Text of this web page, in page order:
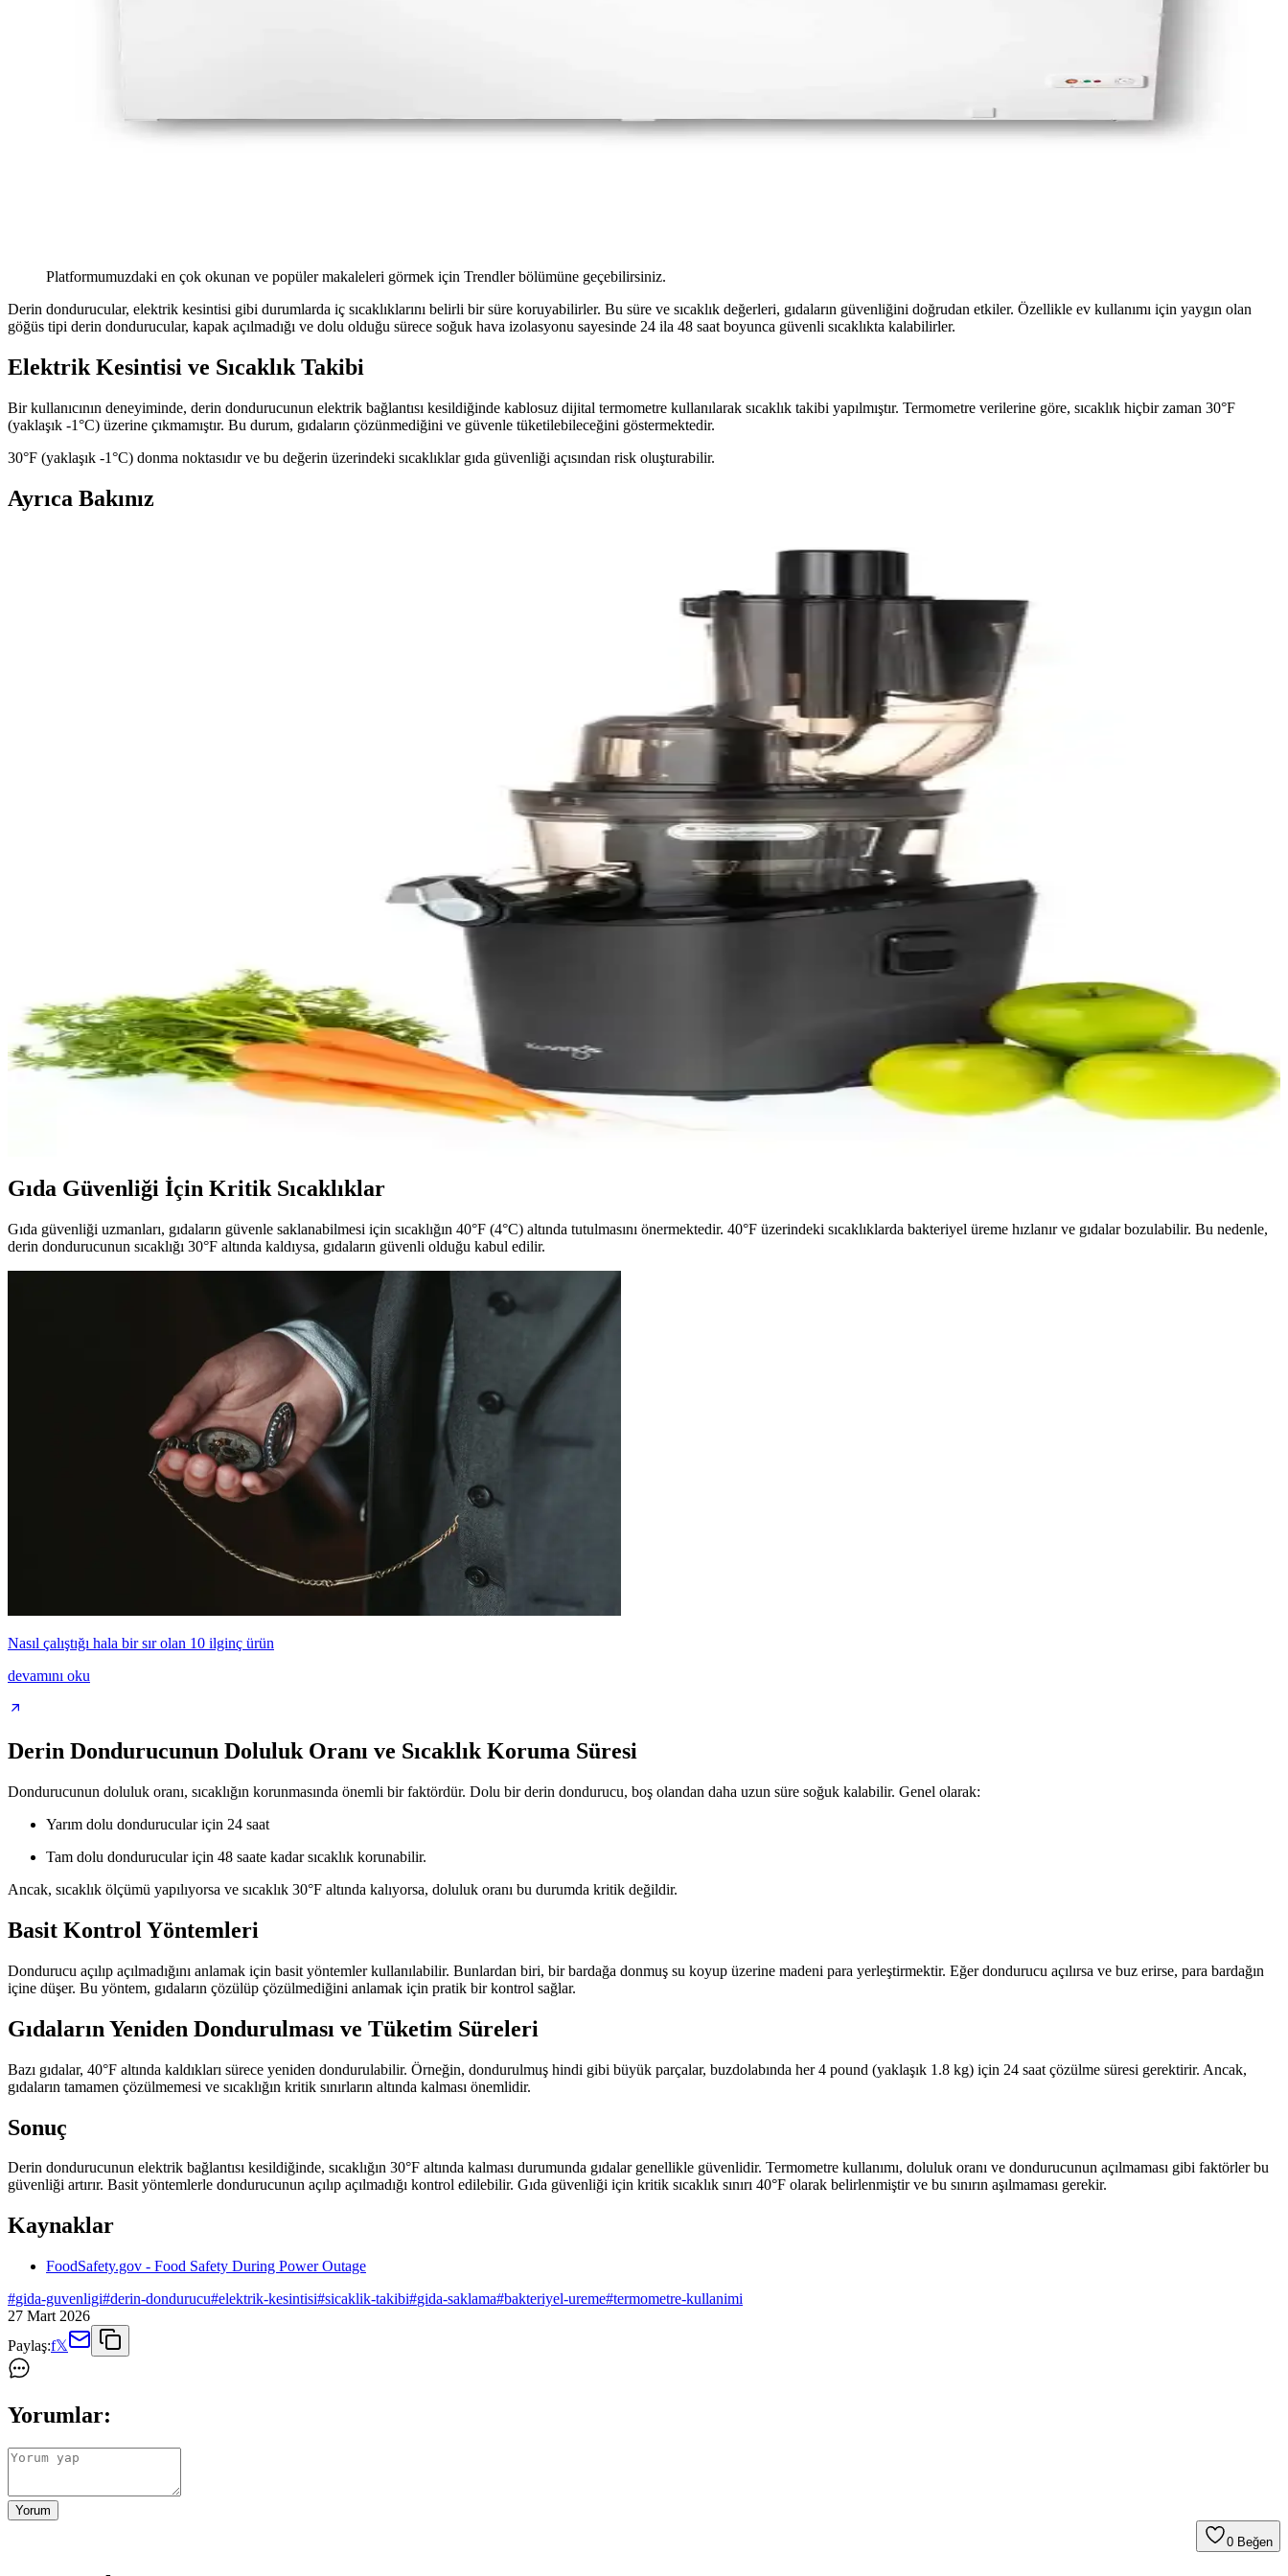
Platformumuzdaki en çok okunan ve popüler makaleleri görmek için Trendler bölümüne geçebilirsiniz.
Derin dondurucular, elektrik kesintisi gibi durumlarda iç sıcaklıklarını belirli bir süre koruyabilirler. Bu süre ve sıcaklık değerleri, gıdaların güvenliğini doğrudan etkiler. Özellikle ev kullanımı için yaygın olan
göğüs tipi derin dondurucular, kapak açılmadığı ve dolu olduğu sürece soğuk hava izolasyonu sayesinde 24 ila 48 saat boyunca güvenli sıcaklıkta kalabilirler.
Elektrik Kesintisi ve Sıcaklık Takibi
Bir kullanıcının deneyiminde, derin dondurucunun elektrik bağlantısı kesildiğinde kablosuz dijital termometre kullanılarak sıcaklık takibi yapılmıştır. Termometre verilerine göre, sıcaklık hiçbir zaman 30°F
(yaklaşık -1°C) üzerine çıkmamıştır. Bu durum, gıdaların çözünmediğini ve güvenle tüketilebileceğini göstermektedir.
30°F (yaklaşık -1°C) donma noktasıdır ve bu değerin üzerindeki sıcaklıklar gıda güvenliği açısından risk oluşturabilir.
Ayrıca Bakınız
Airfryer çekmecesinin her kullanımdan sonra temizlenmesi, yapışmaz yüzeyin korunması ve hijyen açısından kritik öneme sahiptir. Temizlik yöntemleri ve hijyen etkileri detaylıca ele alınmıştır.
Dondurulmuş Çiğ Tavuk Kanatlarının Airfryer'da Doğru Pişirme Yöntemleri ve İpuçları
Dondurulmuş çiğ tavuk kanatlarını airfryer'da 375-400°F sıcaklıkta 20-30 dakika pişirmek, iç sıcaklığı 74°C'ye ulaşana kadar kontrol etmek önemlidir. Yağlama ve baharatlama lezzeti artırır.
Derin dondurucular elektrik kesintilerinde 24-48 saat arası soğuk kalabilir. Sıcaklık 30°F altında kaldığında gıdalar güvenlidir. Doluluk oranı ve termometre kullanımı gıda güvenliğini artırır.
Airfryer ile az yağ kullanarak sağlıklı ve pratik kızarmış tavuk yapımı, malzeme hazırlığı, pişirme teknikleri ve sos önerileri detaylarıyla anlatılıyor.
Upway Ozon Sterilizatörleri: Hijyen ve Sterilizasyonda Yeni Teknolojiler
Upway ozon sterilizatörleri, hijyen ve sterilizasyon alanında yeni teknolojiler sunarak mikroorganizmalarla mücadelede etkili çözümler sağlar. Detaylı teknik bilgiler ve kullanım alanlarıyla güvenilir sterilizasyon
Ofiste Air Fryer ile Hazır Yemekler ve Pratik Tariflerle Sağlıklı Öğünler
Ofiste air fryer kullanımı, hazır ve dondurulmuş ürünlerle pratik, sağlıklı öğünler sunar. Maliyet ve sağlık avantajı sağlayan tarifler, güvenlik ve kullanım ipuçlarıyla desteklenir.
Bosch Mixx2Go Blender: Güçlü Motor ve Çok Yönlü Fonksiyonlarla Modern Mutfaklar İçin
Güçlü motoru ve çok fonksiyonlu tasarımıyla Bosch Mixx2Go Blender, sağlıklı ve pratik mutfak çözümleri sunar. Şık tasarımı ve kullanışlı aksesuarlarıyla öne çıkar.
Kuvings REVO830 Yüksek Performanslı Slow Juicer Sağlıklı Yaşam İçin Uygun
Gıda Güvenliği İçin Kritik Sıcaklıklar
Gıda güvenliği uzmanları, gıdaların güvenle saklanabilmesi için sıcaklığın 40°F (4°C) altında tutulmasını önermektedir. 40°F üzerindeki sıcaklıklarda bakteriyel üreme hızlanır ve gıdalar bozulabilir. Bu nedenle,
derin dondurucunun sıcaklığı 30°F altında kaldıysa, gıdaların güvenli olduğu kabul edilir.
Nasıl çalıştığı hala bir sır olan 10 ilginç ürün
devamını oku
Derin Dondurucunun Doluluk Oranı ve Sıcaklık Koruma Süresi
Dondurucunun doluluk oranı, sıcaklığın korunmasında önemli bir faktördür. Dolu bir derin dondurucu, boş olandan daha uzun süre soğuk kalabilir. Genel olarak:
Yarım dolu dondurucular için 24 saat
Tam dolu dondurucular için 48 saate kadar sıcaklık korunabilir.
Ancak, sıcaklık ölçümü yapılıyorsa ve sıcaklık 30°F altında kalıyorsa, doluluk oranı bu durumda kritik değildir.
Basit Kontrol Yöntemleri
Dondurucu açılıp açılmadığını anlamak için basit yöntemler kullanılabilir. Bunlardan biri, bir bardağa donmuş su koyup üzerine madeni para yerleştirmektir. Eğer dondurucu açılırsa ve buz erirse, para bardağın
içine düşer. Bu yöntem, gıdaların çözülüp çözülmediğini anlamak için pratik bir kontrol sağlar.
Gıdaların Yeniden Dondurulması ve Tüketim Süreleri
Bazı gıdalar, 40°F altında kaldıkları sürece yeniden dondurulabilir. Örneğin, dondurulmuş hindi gibi büyük parçalar, buzdolabında her 4 pound (yaklaşık 1.8 kg) için 24 saat çözülme süresi gerektirir. Ancak,
gıdaların tamamen çözülmemesi ve sıcaklığın kritik sınırların altında kalması önemlidir.
Sonuç
Derin dondurucunun elektrik bağlantısı kesildiğinde, sıcaklığın 30°F altında kalması durumunda gıdalar genellikle güvenlidir. Termometre kullanımı, doluluk oranı ve dondurucunun açılmaması gibi faktörler bu
güvenliği artırır. Basit yöntemlerle dondurucunun açılıp açılmadığı kontrol edilebilir. Gıda güvenliği için kritik sıcaklık sınırı 40°F olarak belirlenmiştir ve bu sınırın aşılmaması gerekir.
Kaynaklar
FoodSafety.gov - Food Safety During Power Outage
#gida-guvenligi#derin-dondurucu#elektrik-kesintisi#sicaklik-takibi#gida-saklama#bakteriyel-ureme#termometre-kullanimi
27 Mart 2026
Paylaş:f𝕏
Yorumlar:
Yorum
0 Beğen